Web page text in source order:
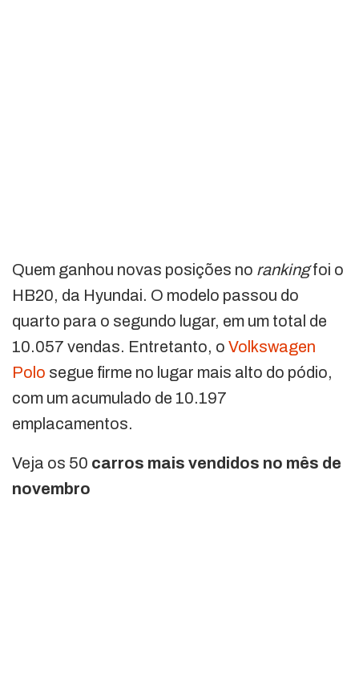
Quem ganhou novas posições no rankingfoi o
HB20, da Hyundai. O modelo passou do
quarto para o segundo lugar, em um total de
10.057 vendas. Entretanto, o Volkswagen
Polo segue firme no lugar mais alto do pódio,
com um acumulado de 10.197
emplacamentos.
Veja os 50 carros mais vendidos no mês de
novembro